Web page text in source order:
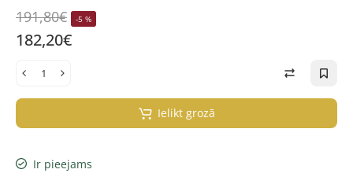
191,80€ -5 %
182,20€
Ielikt grozā
Ir pieejams